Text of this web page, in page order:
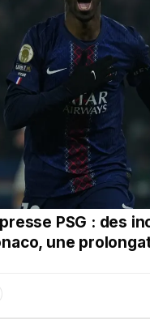
PSG : des
une